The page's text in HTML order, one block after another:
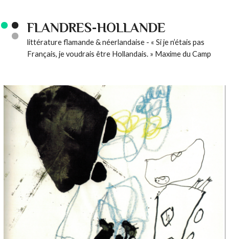
FLANDRES-HOLLANDE
littérature flamande & néerlandaise - « Si je n’étais pas
Français, je voudrais être Hollandais. » Maxime du Camp